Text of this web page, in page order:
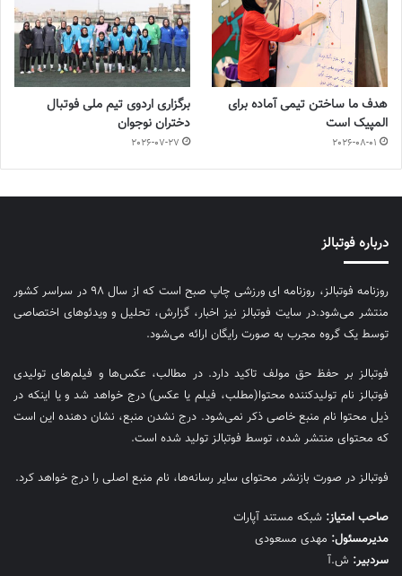
هدف ما ساختن تیمی آماده برای
المپیک است
2026-08-01
برگزاری اردوی تیم ملی فوتبال
دختران نوجوان
2026-07-27
درباره فوتبالز
روزنامه فوتبالز، روزنامه ای ورزشی چاپ صبح است که از سال ۹۸ در سراسر کشور
منتشر می‌شود.در سایت فوتبالز نیز اخبار، گزارش، تحلیل و ویدئوهای اختصاصی
توسط یک گروه مجرب به صورت رایگان ارائه می‌شود.
فوتبالز بر حفظ حق مولف تاکید دارد. در مطالب، عکس‌ها و فیلم‌های تولیدی
فوتبالز نام تولیدکننده محتوا(مطلب، فیلم یا عکس) درج خواهد شد و یا اینکه در
ذیل محتوا نام منبع خاصی ذکر نمی‌‎شود. درج نشدن منبع، نشان دهنده این است
که محتوای منتشر شده، توسط فوتبالز تولید شده است.
فوتبالز در صورت بازنشر محتوای سایر رسانه‌ها، نام منبع اصلی را درج خواهد کرد.
صاحب امتیاز: شبکه مستند آپارات
مديرمسئول: مهدی مسعودی
سردبیر: ش.آ